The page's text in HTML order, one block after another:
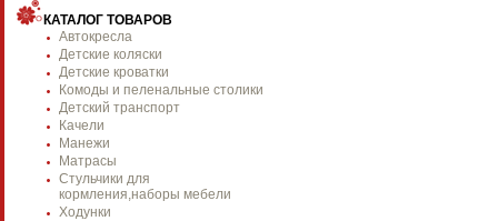
КАТАЛОГ ТОВАРОВ
Автокресла
Детские коляски
Детские кроватки
Комоды и пеленальные столики
Детский транспорт
Качели
Манежи
Матрасы
Стульчики для
кормления,наборы мебели
Ходунки